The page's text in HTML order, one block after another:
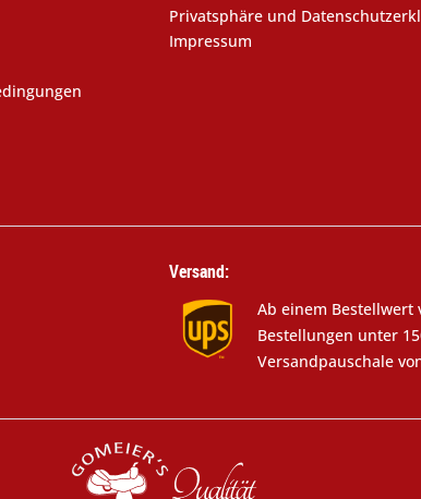
Privatsphäre und
Impressum
Versand:
Ab einem Bestellwert
Bestellungen unter
Versandpauschale